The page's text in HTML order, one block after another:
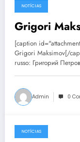
8 de junho de 2013
NOTÍCIAS
Grigori
[caption
Grigori Maksimov[/
russo: Григорий
Admin 0
8 de junho de 2013
NOTÍCIAS